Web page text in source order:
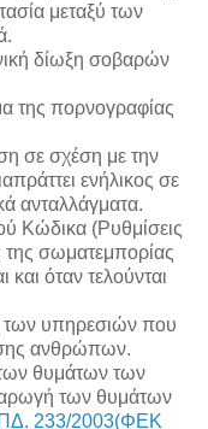
μεταξύ των
δίωξη σοβαρών
της πορνογραφίας
σε σχέση με την
ενήλικος σε
ανταλλάγματα.
Κώδικα (Ρυθμίσεις
της σωματεμπορίας
και όταν τελούνται
των υπηρεσιών που
ανθρώπων.
των θυμάτων των
των θυμάτων
ΠΔ. 233/2003(ΦΕΚ